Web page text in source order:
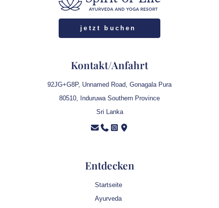
jetzt buchen
Kontakt/Anfahrt
92JG+G8P, Unnamed Road, Gonagala Pura
80510, Induruwa Southern Province
Sri Lanka
Entdecken
Startseite
Ayurveda